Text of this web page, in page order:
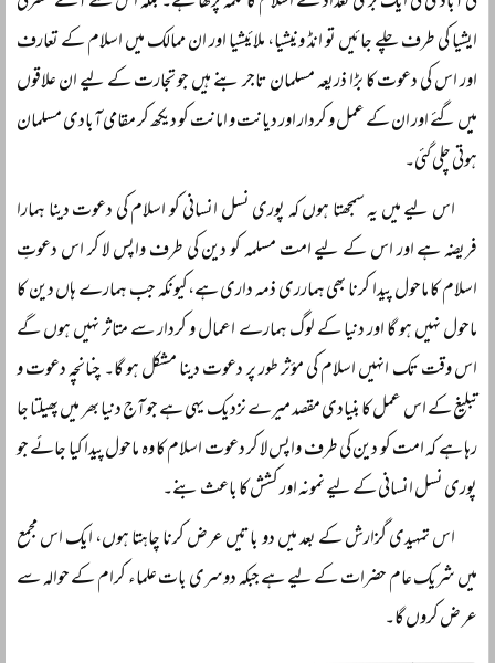
ایشیا کی طرف چلے جائیں تو انڈ ونیشیا، ملائیشیا اور ان ممالک میں اسلام کے تعارف
اور اس کی دعوت کا بڑا ذریعہ مسلمان تاجر بنے ہیں جو تجارت کے لیے ان علاقوں
میں گئے اور ان کے عمل و کردار اور دیانت و امانت کو دیکھ کر مقامی آبادی مسلمان
ہوتی چلی گئی۔
اس لیے میں یہ سمجھتا ہوں کہ پوری نسل انسانی کو اسلام کی دعوت دینا ہمارا
فریضہ ہے اور اس کے لیے امت مسلمہ کو دین کی طرف واپس لا کر اس دعوتِ
اسلام کا ماحول پیدا کرنا بھی ہمارری ذمہ داری ہے،کیونکہ جب ہمارے ہاں دین کا
ماحول نہیں ہو گا اور دنیا کے لوگ ہمارے اعمال و کردار سے متاثر نہیں ہوں گے
اس وقت تک انہیں اسلام کی مؤثر طور پر دعوت دینا مشکل ہو گا۔ چنانچہ دعوت و
تبلیغ کے اس عمل کا بنیادی مقصد میرے نزدیک یہی ہے جو آج دنیا بھر میں پھیلتا جا
رہا ہے کہ امت کو دین کی طرف واپس لا کر دعوت اسلام کا وہ ماحول پیدا کیا جائے جو
پوری نسل انسانی کے لیے نمونہ اور کشش کا باعث بنے۔
اس تمہیدی گزارش کے بعد میں دو باتیں عرض کرنا چاہتا ہوں، ایک اس مجمع
میں شریک عام حضرات کے لیے ہے جبکہ دوسری بات علماء کرام کے حوالہ سے
عر ض کروں گا۔